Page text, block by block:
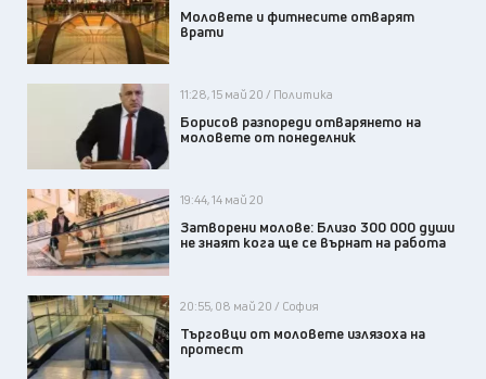
Моловете и фитнесите отварят
врати
11:28, 15 май 20 / Политика
Борисов разпореди отварянето на
моловете от понеделник
19:44, 14 май 20
Затворени молове: Близо 300 000 души
не знаят кога ще се върнат на работа
20:55, 08 май 20 / София
Търговци от моловете излязоха на
протест